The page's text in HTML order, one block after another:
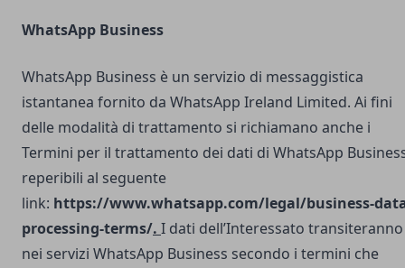
WhatsApp Business
WhatsApp Business è un servizio di messaggistica
istantanea fornito da WhatsApp Ireland Limited. Ai fini
delle modalità di trattamento si richiamano anche i
Termini per il trattamento dei dati di WhatsApp
reperibili al seguente
link: https://www.whatsapp.com/legal/business-
processing-terms/. I dati dell’Interessato transiteranno
nei servizi WhatsApp Business secondo i termini che